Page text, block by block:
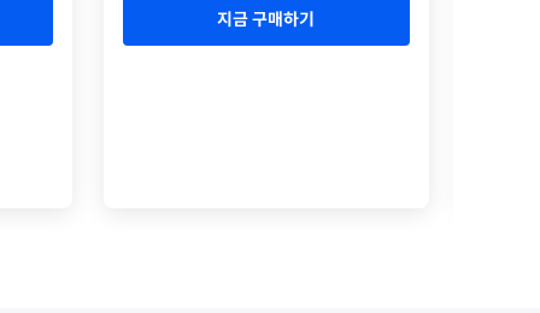
지금 구매하기